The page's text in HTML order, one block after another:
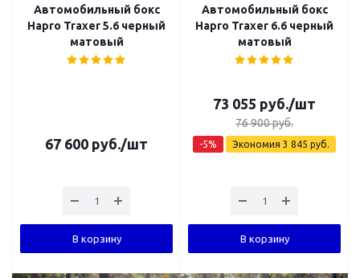
Автомобильный бокс
Hapro Traxer 5.6 черный
матовый
67 600 руб./шт
В корзину
Автомобильный бокс
Hapro Traxer 6.6 черный
матовый
73 055 руб./шт
76 900руб.
-5% Экономия 3 845 руб.
В корзину